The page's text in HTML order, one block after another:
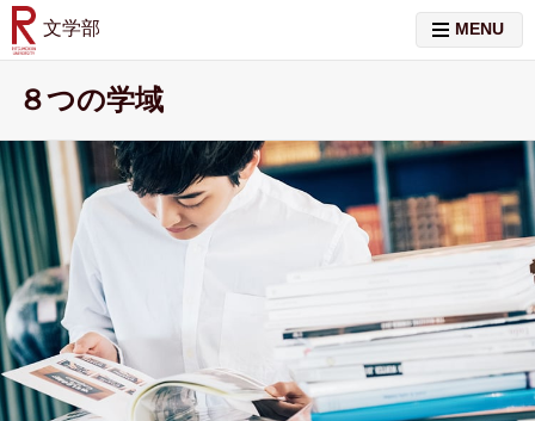
文学部 MENU
８つの学域